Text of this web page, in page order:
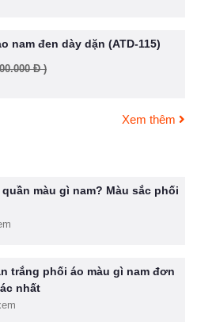
nam đen dày dặn (ATD-115)
Đ )
Xem thêm
màu gì nam? Màu sắc phối
trắng phối áo màu gì nam đơn
nhất